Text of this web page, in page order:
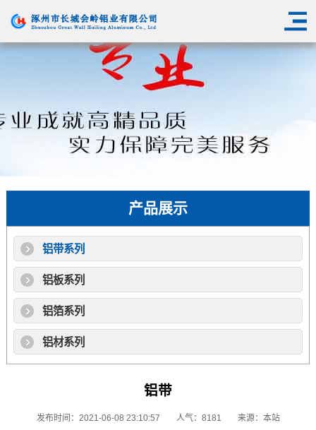
产品展示
铝带系列
铝板系列
铝箔系列
铝材系列
铝带
发布时间：2021-06-08 23:10:57 人气：8181 来源：本站